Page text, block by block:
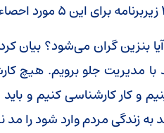
بنزین گران می‌شود؟ بیان
مدیریت جلو برویم. هیچ
و کار کارشناسی کنیم و
زندگی مردم وارد شود را مد